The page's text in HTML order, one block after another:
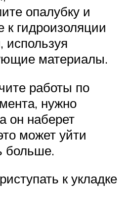
опалубку и
к гидроизоляции
используя
материалы.
работы по
нужно
он наберет
может уйти
больше.
к укладке